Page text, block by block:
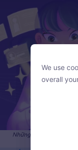
Những lợi ích khi sử
overall
We use
overall